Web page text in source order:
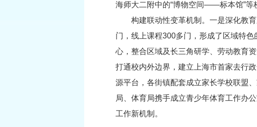
海师大二附中的“博物空间——标本馆”等
构建联动性变革机制。一是深化教育
门，线上课程300多门，形成了区域特
心，整合区域及长三角研学、劳动教育
打通校内外边界，建立上海市首家去行
源平台，各街镇配套成立家长学校联盟
局、体育局携手成立青少年体育工作办
工作新机制。